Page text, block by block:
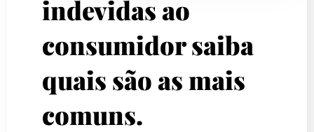
indevidas ao
consumidor saiba
quais são as mais
comuns.